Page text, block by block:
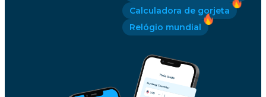
Calculadora de gorjeta
Relógio mundial